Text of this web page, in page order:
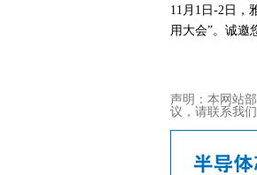
11月1日-2日，
用大会”。诚邀
声明：本网站
议，请联系我